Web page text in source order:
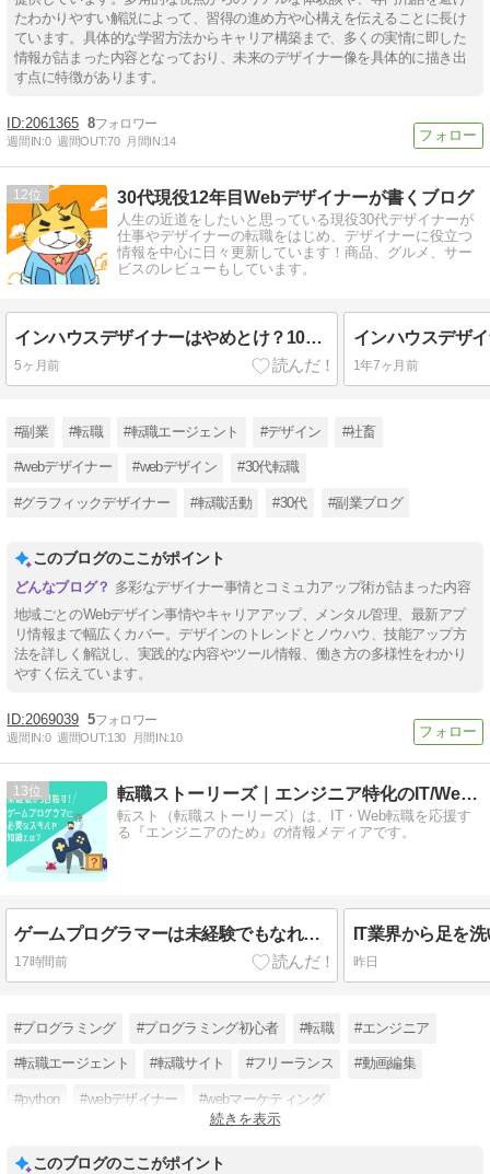
たわかりやすい解説によって、習得の進め方や心構えを伝えることに長け
ています。具体的な学習方法からキャリア構築まで、多くの実情に即した
情報が詰まった内容となっており、未来のデザイナー像を具体的に描き出
す点に特徴があります。
2061365 8
週間IN:0 週間OUT:70 月間IN:14
12 30代現役12年目Webデザイナーが書くブログ
人生の近道をしたいと思っている現役30代デザイナーが
仕事やデザイナーの転職をはじめ、デザイナーに役立つ
情報を中心に日々更新しています！商品、グルメ、サー
ビスのレビューもしています。
インハウスデザイナーはやめとけ？10年働いた僕が感じたリアルな結論
5ヶ月前 1年7ヶ月前
#副業 #転職 #転職エージェント #デザイン #社畜
#webデザイナー #webデザイン #30代転職
#グラフィックデザイナー #転職活動 #30代 #副業ブログ
このブログのここがポイント
多彩なデザイナー事情とコミュ力アップ術が詰まった内容
地域ごとのWebデザイン事情やキャリアアップ、メンタル管理、最新アプ
リ情報まで幅広くカバー。デザインのトレンドとノウハウ、技能アップ方
法を詳しく解説し、実践的な内容やツール情報、働き方の多様性をわかり
やすく伝えています。
2069039 5
週間IN:0 週間OUT:130 月間IN:10
13 転職ストーリーズ｜エンジニア特化のIT/Web系情報メディア
転スト（転職ストーリーズ）は、IT・Web転職を応援す
る『エンジニアのため』の情報メディアです。
ゲームプログラマーは未経験でもなれる？必要なスキル・ポートフォリオ・面接の攻略法を解説
17時間前 昨日
#プログラミング #プログラミング初心者 #転職 #エンジニア
#転職エージェント #転職サイト #フリーランス #動画編集
#python #webデザイナー #webマーケティング
続きを表示
このブログのここがポイント